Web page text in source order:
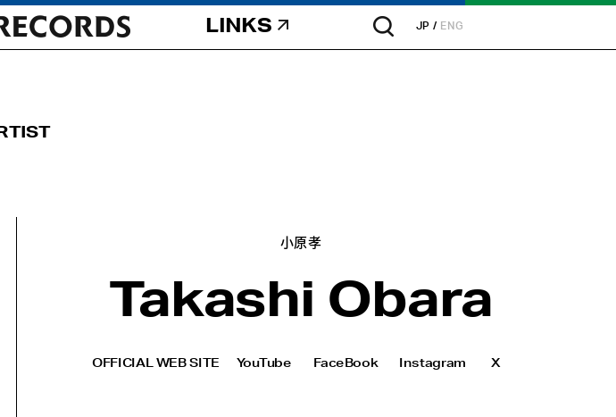
LINKS JP ENG
小原孝
Takashi Obara
OFFICIAL WEB SITE YouTube FaceBook Instagram X